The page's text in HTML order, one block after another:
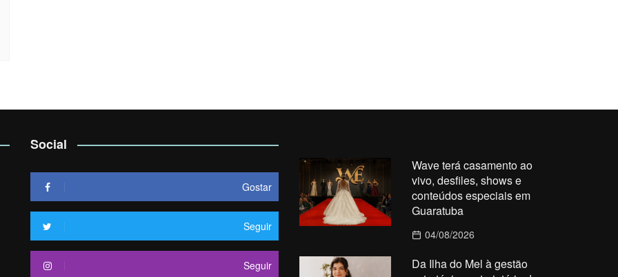
Social
Gostar
Seguir
Seguir
Wave terá casamento ao
vivo, desfiles, shows e
conteúdos especiais em
Guaratuba
04/08/2026
Da Ilha do Mel à gestão